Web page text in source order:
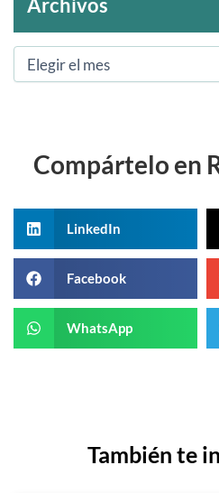
Archivos
Compártelo en
LinkedIn
Facebook
WhatsApp
También te